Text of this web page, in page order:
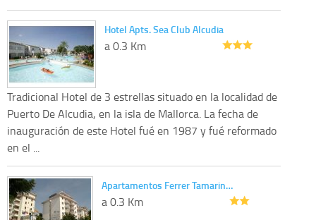
Hotel Apts. Sea Club Alcudia
a 0.3 Km
Tradicional Hotel de 3 estrellas situado en la localidad de
Puerto De Alcudia, en la isla de Mallorca. La fecha de
inauguración de este Hotel fué en 1987 y fué reformado
en el ...
Apartamentos Ferrer Tamarin…
a 0.3 Km